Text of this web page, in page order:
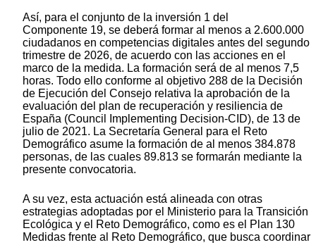
Así, para el conjunto de la inversión 1 del
Componente 19, se deberá formar al menos a 2.600.000
ciudadanos en competencias digitales antes del segundo
trimestre de 2026, de acuerdo con las acciones en el
marco de la medida. La formación será de al menos 7,5
horas. Todo ello conforme al objetivo 288 de la Decisión
de Ejecución del Consejo relativa la aprobación de la
evaluación del plan de recuperación y resiliencia de
España (Council Implementing Decision-CID), de 13 de
julio de 2021. La Secretaría General para el Reto
Demográfico asume la formación de al menos 384.878
personas, de las cuales 89.813 se formarán mediante la
presente convocatoria.
A su vez, esta actuación está alineada con otras
estrategias adoptadas por el Ministerio para la Transición
Ecológica y el Reto Demográfico, como es el Plan 130
Medidas frente al Reto Demográfico, que busca coordinar